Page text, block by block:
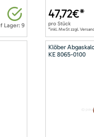
Lager: 9
47,72€*
pro Stück
*inkl. MwSt zzgl.
Klöber
KE 8065-0100